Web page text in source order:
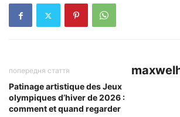
попередня стаття
Patinage artistique des Jeux
olympiques d’hiver de 2026 :
comment et quand regarder